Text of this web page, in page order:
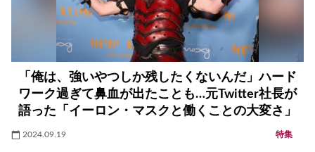
「俺は、強いやつしか残したくないんだ」ハード
ワーク過ぎて鼻血が出たことも…元Twitter社長が
語った「イーロン・マスクと働くことの大変さ」
2024.09.19 特集